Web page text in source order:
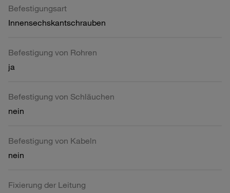
Befestigungsart
Innensechskantschrauben
Befestigung von Rohren
ja
Befestigung von Schläuchen
nein
Befestigung von Kabeln
nein
Fixierung der Leitung